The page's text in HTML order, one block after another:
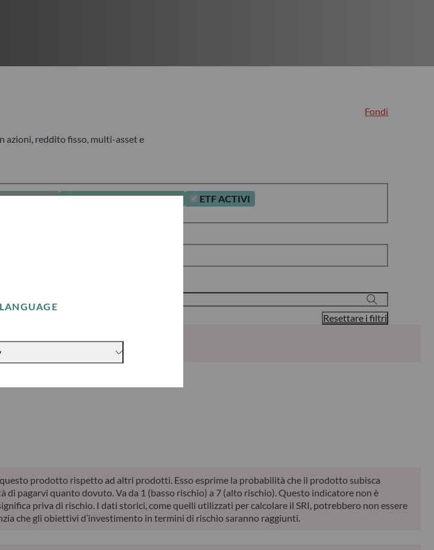
Fondi
azioni, reddito fisso, multi-asset e
AZIONARIO TEMATICO
ETF ACTIVI
Resettare i filtri
nel tempo.
prodotto rispetto ad altri prodotti. Esso esprime la probabilità che il prodotto subisca
pagarvi quanto dovuto. Va da 1 (basso rischio) a 7 (alto rischio). Questo indicatore non è
priva di rischio. I dati storici, come quelli utilizzati per calcolare il SRI, potrebbero non essere
che gli obiettivi d’investimento in termini di rischio saranno raggiunti.